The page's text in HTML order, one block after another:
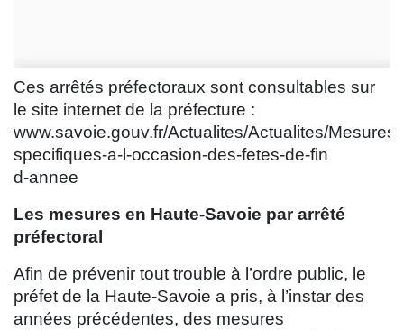
Ces arrêtés préfectoraux sont consultables sur
le site internet de la préfecture :
www.savoie.gouv.fr/Actualites/Actualites/Mesures-
specifiques-a-l-occasion-des-fetes-de-fin
d-annee
Les mesures en Haute-Savoie par arrêté
préfectoral
Afin de prévenir tout trouble à l’ordre public, le
préfet de la Haute-Savoie a pris, à l’instar des
années précédentes, des mesures